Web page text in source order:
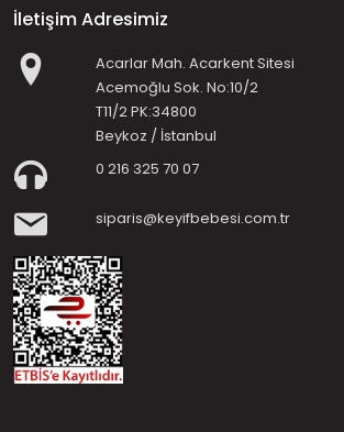
İletişim Adresimiz
Acarlar Mah. Acarkent Sitesi
Acemoğlu Sok. No:10/2
T11/2 PK:34800
Beykoz / İstanbul
0 216 325 70 07
siparis@keyifbebesi.com.tr